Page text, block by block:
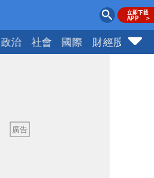
政治 社會 國際 財經股市